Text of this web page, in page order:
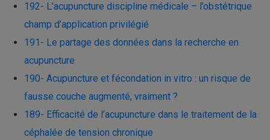
192- L’acupuncture discipline médicale – l’obstétrique
champ d’application privilégié
191- Le partage des données dans la recherche en
acupuncture
190- Acupuncture et fécondation in vitro : un risque de
fausse couche augmenté, vraiment ?
189- Efficacité de l’acupuncture dans le traitement de la
céphalée de tension chronique